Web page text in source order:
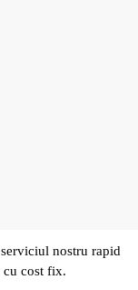
nostru rapid
cu cost fix.